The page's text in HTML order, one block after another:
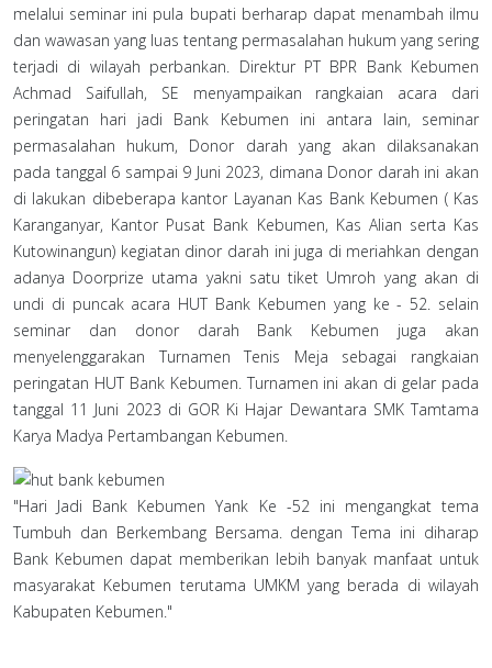
melalui seminar ini pula bupati berharap dapat menambah ilmu
dan wawasan yang luas tentang permasalahan hukum yang sering
terjadi di wilayah perbankan. Direktur PT BPR Bank Kebumen
Achmad Saifullah, SE menyampaikan rangkaian acara dari
peringatan hari jadi Bank Kebumen ini antara lain, seminar
permasalahan hukum, Donor darah yang akan dilaksanakan
pada tanggal 6 sampai 9 Juni 2023, dimana Donor darah ini akan
di lakukan dibeberapa kantor Layanan Kas Bank Kebumen ( Kas
Karanganyar, Kantor Pusat Bank Kebumen, Kas Alian serta Kas
Kutowinangun) kegiatan dinor darah ini juga di meriahkan dengan
adanya Doorprize utama yakni satu tiket Umroh yang akan di
undi di puncak acara HUT Bank Kebumen yang ke - 52. selain
seminar dan donor darah Bank Kebumen juga akan
menyelenggarakan Turnamen Tenis Meja sebagai rangkaian
peringatan HUT Bank Kebumen. Turnamen ini akan di gelar pada
tanggal 11 Juni 2023 di GOR Ki Hajar Dewantara SMK Tamtama
Karya Madya Pertambangan Kebumen.
"Hari Jadi Bank Kebumen Yank Ke -52 ini mengangkat tema
Tumbuh dan Berkembang Bersama. dengan Tema ini diharap
Bank Kebumen dapat memberikan lebih banyak manfaat untuk
masyarakat Kebumen terutama UMKM yang berada di wilayah
Kabupaten Kebumen."